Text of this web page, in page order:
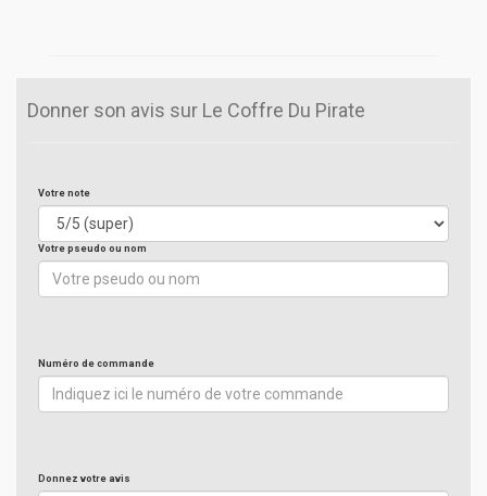
Donner son avis sur Le Coffre Du Pirate
Votre note
Votre pseudo ou nom
Numéro de commande
Donnez votre avis